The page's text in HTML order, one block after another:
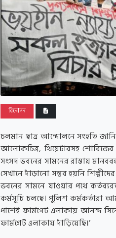
বিনোদন
চলমান ছাত্র আন্দোলনে সংহতি
আলোকচিত্র, থিয়েটারসহ শোবিজের
সংসদ ভবনের সামনের রাস্তায়
সেখানে দাঁড়ানো সম্ভব হয়নি
ভবনের সামনে যাওয়ার পথে
কর্মসূচি চলছে। পুলিশ কর্মকর্তারা
পাশেই ফার্মগেট এলাকায় আনন্দ
ফার্মগেট এলাকায় দাঁড়িয়েছি।’